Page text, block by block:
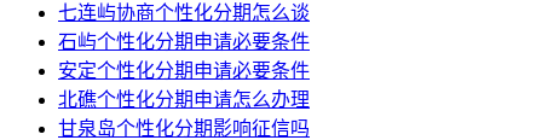
七连屿协商个性化分期怎么谈
石屿个性化分期申请必要条件
安定个性化分期申请必要条件
北礁个性化分期申请怎么办理
甘泉岛个性化分期影响征信吗